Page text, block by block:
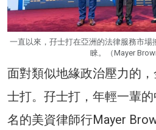
一直以來，孖士打在亞洲的法律服務市
睞。（Mayer
面對類似地緣政治壓力的
士打。孖士打，年輕一輩
名的美資律師行Mayer